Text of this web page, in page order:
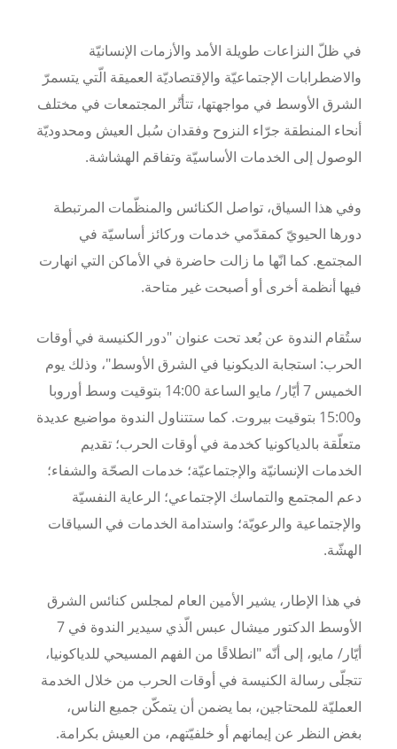
في ظلّ النزاعات طويلة الأمد والأزمات الإنسانيّة
والاضطرابات الإجتماعيّة والإقتصاديّة العميقة الّتي يتسمرّ
الشرق الأوسط في مواجهتها، تتأثر المجتمعات في مختلف
أنحاء المنطقة جرّاء النزوح وفقدان سُبل العيش ومحدوديّة
الوصول إلى الخدمات الأساسيّة وتفاقم الهشاشة.
وفي هذا السياق، تواصل الكنائس والمنظّمات المرتبطة
دورها الحيويّ كمقدّمي خدمات وركائز أساسيّة في
المجتمع. كما انّها ما زالت حاضرة في الأماكن التي انهارت
فيها أنظمة أخرى أو أصبحت غير متاحة.
ستُقام الندوة عن بُعد تحت عنوان "دور الكنيسة في أوقات
الحرب: استجابة الديكونيا في الشرق الأوسط"، وذلك يوم
الخميس 7 أيّار/ مايو الساعة 14:00 بتوقيت وسط أوروبا
و15:00 بتوقيت بيروت. كما ستتناول الندوة مواضيع عديدة
متعلّقة بالدياكونيا كخدمة في أوقات الحرب؛ تقديم
الخدمات الإنسانيّة والإجتماعيّة؛ خدمات الصحّة والشفاء؛
دعم المجتمع والتماسك الإجتماعي؛ الرعاية النفسيّة
والإجتماعية والرعويّة؛ واستدامة الخدمات في السياقات
الهشّة.
في هذا الإطار، يشير الأمين العام لمجلس كنائس الشرق
الأوسط الدكتور ميشال عبس الّذي سيدير الندوة في 7
أيّار/ مايو، إلى أنّه "انطلاقًا من الفهم المسيحي للدياكونيا،
تتجلّى رسالة الكنيسة في أوقات الحرب من خلال الخدمة
العمليّة للمحتاجين، بما يضمن أن يتمكّن جميع الناس،
بغض النظر عن إيمانهم أو خلفيّتهم، من العيش بكرامة.